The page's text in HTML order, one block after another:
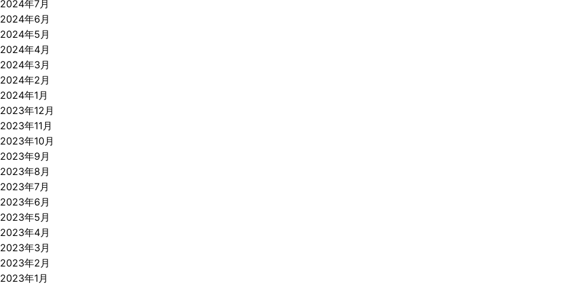
2024年7月
2024年6月
2024年5月
2024年4月
2024年3月
2024年2月
2024年1月
2023年12月
2023年11月
2023年10月
2023年9月
2023年8月
2023年7月
2023年6月
2023年5月
2023年4月
2023年3月
2023年2月
2023年1月